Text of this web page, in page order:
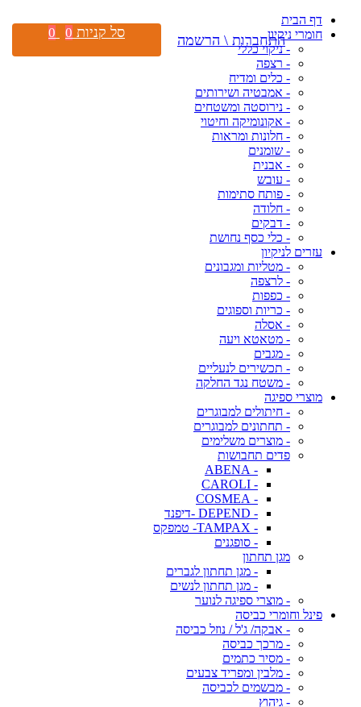
דף הבית
חומרי ניקיון
- ניקוי כללי
- רצפה
- כלים ומדיח
- אמבטיה ושירותים
- נירוסטה ומשטחים
- אקונומיקה וחיטוי
- חלונות ומראות
- שומנים
- אבנית
- עובש
- פותח סתימות
- חלודה
- דבקים
- כלי כסף נחושת
עזרים לניקיון
- מטליות ומגבונים
- לרצפה
- כפפות
- כריות וספוגים
- אסלה
- מטאטא ויעה
- מגבים
- תכשירים לנעליים
- משטח נגד החלקה
מוצרי ספיגה
- חיתולים למבוגרים
- תחתונים למבוגרים
- מוצרים משלימים
פדים תחבושות
- ABENA
- CAROLI
- COSMEA
- DEPEND -דיפנד
- TAMPAX- טמפקס
- סופגנים
מגן תחתון
- מגן תחתון לגברים
- מגן תחתון לנשים
- מוצרי ספיגה לנוער
פינל וחומרי כביסה
- אבקה/ ג'ל / נוזל כביסה
- מרכך כביסה
- מסיר כתמים
- מלבין ומפריד צבעים
- מבשמים לכביסה
- גיהוץ
התחברות \ הרשמה סל קניות 0
0